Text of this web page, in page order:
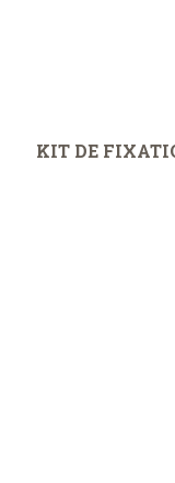
KIT DE